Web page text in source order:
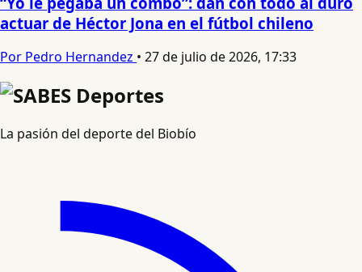
actuar de Héctor Jona en el fútbol chileno
Por Pedro Hernandez • 27 de julio de 2026, 17:33
La pasión del deporte del Biobío